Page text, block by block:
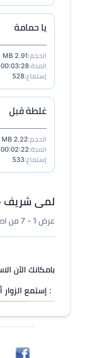
يا حمامة
الحجم:2.91 MB
المدة:00:03:28 دقيقة
إستماع:528
غلطة قبل
الحجم:2.22 MB
المدة:00:02:22 دقيقة
إستماع:533
لمى شريف -
عرض 1 - 7 من اصل 7 أغنية
بامكانك الآن
: إستمع الزوار